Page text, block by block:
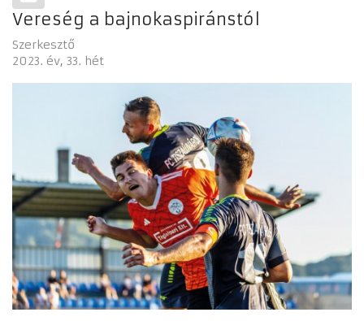
Vereség a bajnokaspiránstól
Szerkesztő
2023. év 33. hét